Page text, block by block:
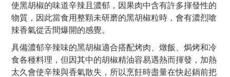
使黑胡椒的味道辛辣且濃郁，因果肉中含有許多揮發性的
物質，因此當食用整顆未研磨的黑胡椒粒時，會有濃烈嗆
辣香氣從舌間爆開的感覺。
具備濃郁辛辣味的黑胡椒適合搭配烤肉、燉飯、焗烤和冷
食各種料理，但因其中的胡椒精油容易遇熱而揮發，加熱
太久會使辛辣與香氣散失，所以烹飪時盡量在快起鍋前把